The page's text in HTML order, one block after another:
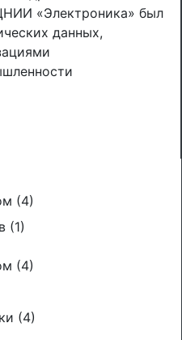
«Электроника» был
данных,
(4)
(1)
(4)
(4)